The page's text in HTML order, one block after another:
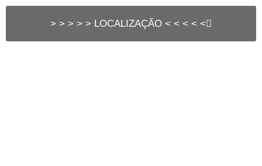
> > > > > LOCALIZAÇÃO < < < < <